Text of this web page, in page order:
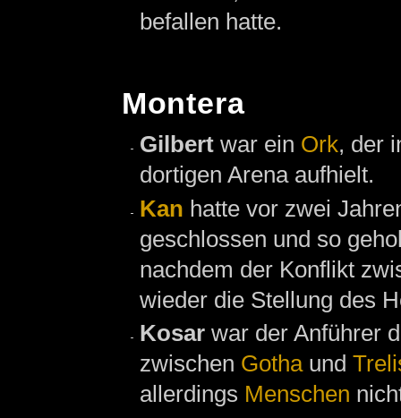
befallen hatte.
Montera
Gilbert war ein Ork, der
dortigen Arena aufhielt.
Kan hatte vor zwei
geschlossen und so
nachdem der Konflikt
wieder die Stellung des
Kosar war der Anführer
zwischen Gothaund
allerdings Menschen